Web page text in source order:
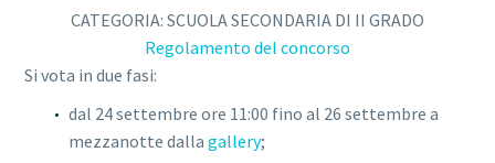
CATEGORIA: SCUOLA SECONDARIA DI II GRADO
Regolamento del concorso
Si vota in due fasi:
dal 24 settembre ore 11:00 fino al 26 settembre a
mezzanotte dalla gallery;